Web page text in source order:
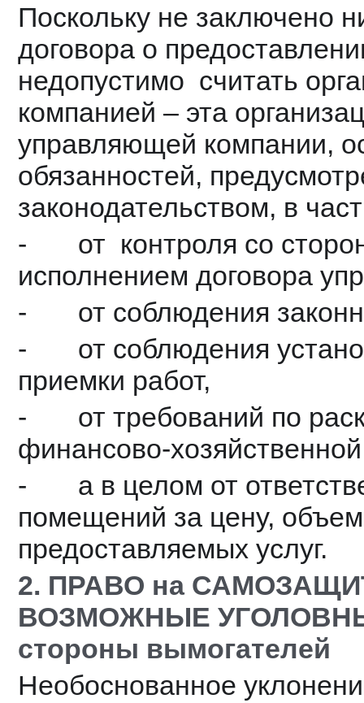
Поскольку не заключено
договора о
недопустимо  считать
компанией – эта
управляющей компании,
обязанностей,
законодательством, в
-       от  контроля со
исполнением договора
-       от соблюдения
-       от соблюдения
приемки работ,
-       от требований по
финансово-
-       а в целом от
помещений за цену,
предоставляемых услуг.
2. ПРАВО на
ВОЗМОЖНЫЕ
стороны вымогателей
Необоснованное